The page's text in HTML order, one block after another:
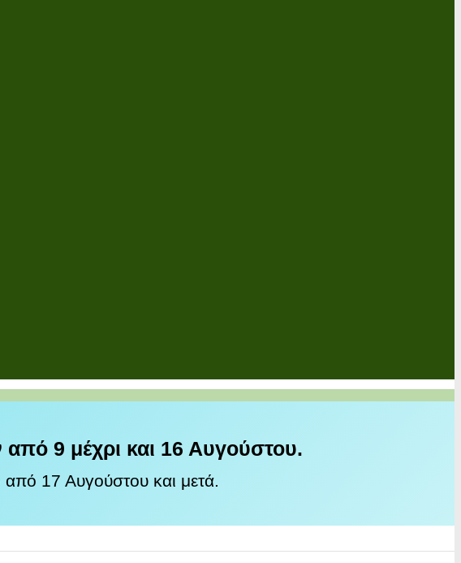
από 9 μέχρι και 16 Αυγούστου.
17 Αυγούστου και μετά.